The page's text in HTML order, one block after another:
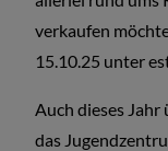
verkaufen
15.10.25 unter
Auch dieses
das